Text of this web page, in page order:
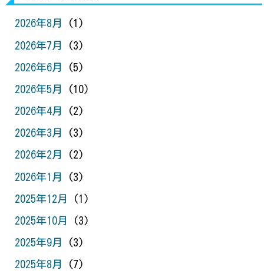
2026年8月 (1)
2026年7月 (3)
2026年6月 (5)
2026年5月 (10)
2026年4月 (2)
2026年3月 (3)
2026年2月 (2)
2026年1月 (3)
2025年12月 (1)
2025年10月 (3)
2025年9月 (3)
2025年8月 (7)